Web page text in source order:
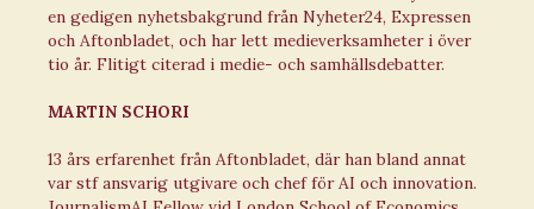
en gedigen nyhetsbakgrund från Nyheter24, Expressen
och Aftonbladet, och har lett medieverksamheter i över
tio år. Flitigt citerad i medie- och samhällsdebatter.
MARTIN SCHORI
13 års erfarenhet från Aftonbladet, där han bland annat
var stf ansvarig utgivare och chef för AI och innovation.